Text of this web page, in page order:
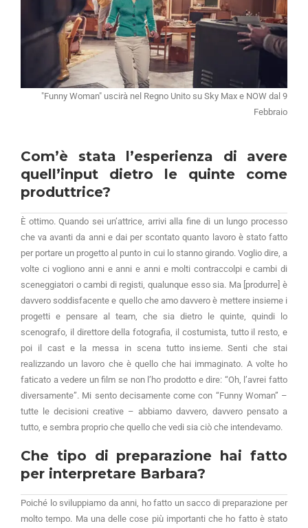
"Funny Woman" uscirà nel Regno Unito su Sky Max e NOW dal 9
Febbraio
Com’è stata l’esperienza di avere
quell’input dietro le quinte come
produttrice?
È ottimo. Quando sei un’attrice, arrivi alla fine di un lungo processo
che va avanti da anni e dai per scontato quanto lavoro è stato fatto
per portare un progetto al punto in cui lo stanno girando. Voglio dire, a
volte ci vogliono anni e anni e anni e molti contraccolpi e cambi di
sceneggiatori o cambi di registi, qualunque esso sia. Ma [produrre] è
davvero soddisfacente e quello che amo davvero è mettere insieme i
progetti e pensare al team, che sia dietro le quinte, quindi lo
scenografo, il direttore della fotografia, il costumista, tutto il resto, e
poi il cast e la messa in scena tutto insieme. Senti che stai
realizzando un lavoro che è quello che hai immaginato. A volte ho
faticato a vedere un film se non l’ho prodotto e dire: “Oh, l’avrei fatto
diversamente”. Mi sento decisamente come con “Funny Woman” –
tutte le decisioni creative – abbiamo davvero, davvero pensato a
tutto, e sembra proprio che quello che vedi sia ciò che intendevamo.
Che tipo di preparazione hai fatto
per interpretare Barbara?
Poiché lo sviluppiamo da anni, ho fatto un sacco di preparazione per
molto tempo. Ma una delle cose più importanti che ho fatto è stato